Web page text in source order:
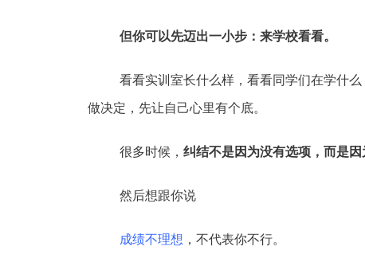
但你可以先迈出一小步：来学校看看。
看看实训室长什么样，看看同学们在学什
做决定，先让自己心里有个底。
很多时候， 纠结不是因为没有选项，而是
然后想跟你说
成绩不理想 ，不代表你不行。